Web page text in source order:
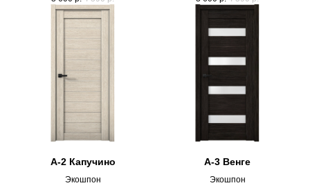
А-2 Капучино
Экошпон
А-3 Венге
Экошпон